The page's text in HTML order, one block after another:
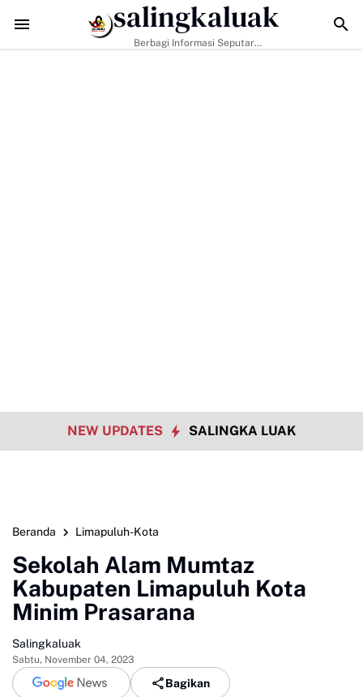
Perkuat Nilai Empat Pilar MPR RITMMD ke-129 Kodim
salingkaluak
Berbagi Informasi Seputar
NEW UPDATES SALINGKA LUAK
Beranda Limapuluh-Kota
Sekolah Alam Mumtaz
Kabupaten Limapuluh Kota
Minim Prasarana
Salingkaluak
Sabtu, November 04, 2023
Bagikan